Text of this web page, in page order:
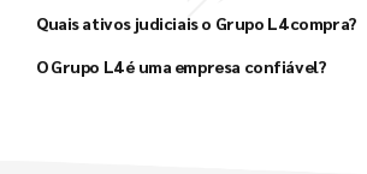
L4 Taxx L4 Ativos
Quais ativos judiciais o Grupo L4 compra?
O Grupo L4 é uma empresa confiável?